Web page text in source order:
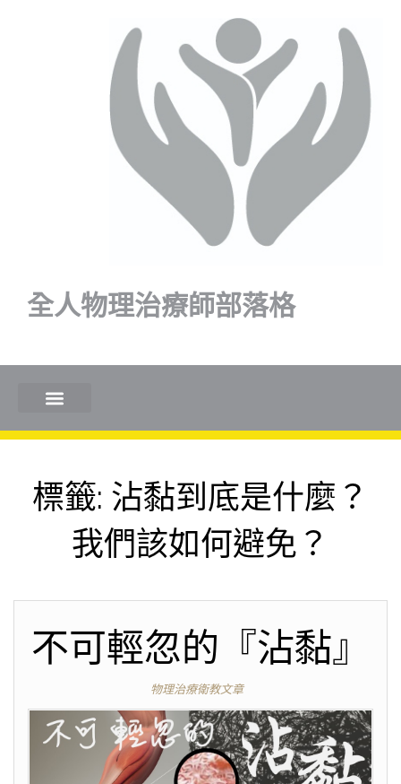
全人物理治療師部落格
標籤: 沾黏到底是什麼？
我們該如何避免？
不可輕忽的『沾黏』
物理治療衛教文章